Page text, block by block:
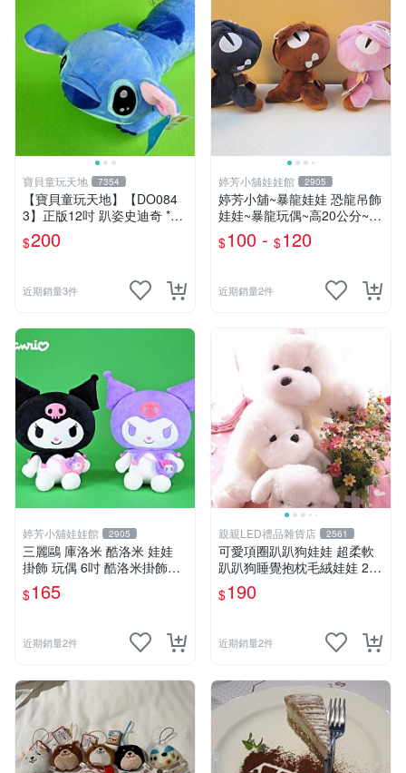
寶貝童玩天地 7354
【寶貝童玩天地】【DO084
3】正版12吋 趴姿史迪奇 *D
O01
$200
近期銷量3件
婷芳小舖娃娃館 2905
婷芳小舖~暴龍娃娃 恐龍吊飾
娃娃~暴龍玩偶~高20公分~恐
龍娃娃~侏儸紀世界~暴龍 暴
龍玩偶~生日/情人禮物~全省
$100 - $120
近期銷量2件
婷芳小舖娃娃館 2905
三麗鷗 庫洛米 酷洛米 娃娃
掛飾 玩偶 6吋 酷洛米掛飾飾
娃娃~正版三麗鷗 酷洛米坐姿
背小背包款 酷洛米娃娃掛飾
$165
近期銷量2件
親親LED禮品雜貨店 2561
可愛項圈趴趴狗娃娃 超柔軟
趴趴狗睡覺抱枕毛絨娃娃 25
公分白色狗狗抱枕娃娃 生日
禮物
$190
近期銷量2件